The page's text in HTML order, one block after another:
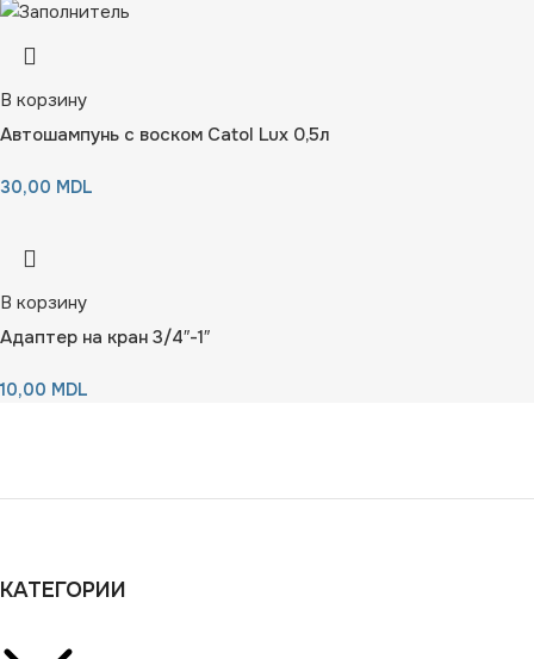
В корзину
Автошампунь с воском Catol Lux 0,5л
30,00 MDL
В корзину
Адаптер на кран 3/4″-1″
10,00 MDL
КАТЕГОРИИ